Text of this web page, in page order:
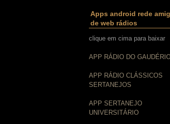
Apps android rede
de web rádios
clique em cima para baixar
APP RÁDIO DO
APP RÁDIO CLÁSSICOS
SERTANEJOS
APP SERTANEJO
UNIVERSITÁRIO